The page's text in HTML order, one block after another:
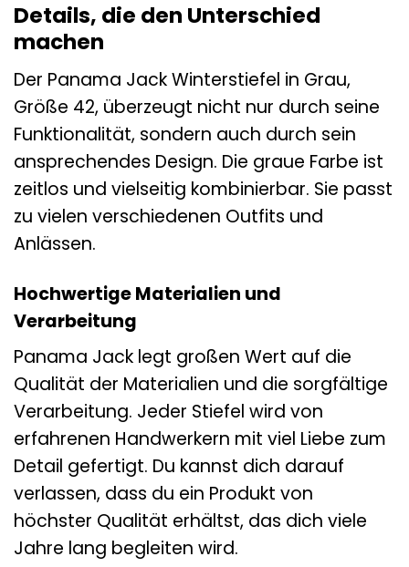
Details, die den Unterschied
machen
Der Panama Jack Winterstiefel in Grau,
Größe 42, überzeugt nicht nur durch seine
Funktionalität, sondern auch durch sein
ansprechendes Design. Die graue Farbe ist
zeitlos und vielseitig kombinierbar. Sie passt
zu vielen verschiedenen Outfits und
Anlässen.
Hochwertige Materialien und
Verarbeitung
Panama Jack legt großen Wert auf die
Qualität der Materialien und die sorgfältige
Verarbeitung. Jeder Stiefel wird von
erfahrenen Handwerkern mit viel Liebe zum
Detail gefertigt. Du kannst dich darauf
verlassen, dass du ein Produkt von
höchster Qualität erhältst, das dich viele
Jahre lang begleiten wird.